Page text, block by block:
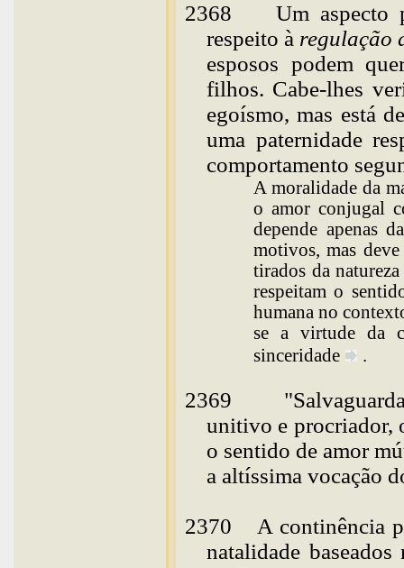
2368
Um aspecto
respeito à regulação
esposos podem
filhos. Cabe-lhes
egoísmo, mas está
uma paternidade
comportamento
A moralidade da
o amor conjugal
depende apenas
motivos, mas
tirados da
respeitam o
humana no
se a virtude da
sinceridade
.
2369
unitivo e procriador,
o sentido de amor
a altíssima vocação
2370
A continência
natalidade